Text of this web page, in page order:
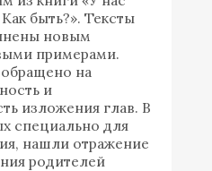
быть?». Тексты
новым
примерами.
на
и
изложения глав. В
специально для
нашли отражение
родителей